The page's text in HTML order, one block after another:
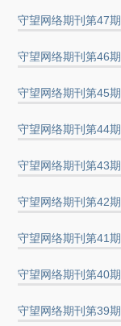
守望网络期刊第47期
守望网络期刊第46期
守望网络期刊第45期
守望网络期刊第44期
守望网络期刊第43期
守望网络期刊第42期
守望网络期刊第41期
守望网络期刊第40期
守望网络期刊第39期